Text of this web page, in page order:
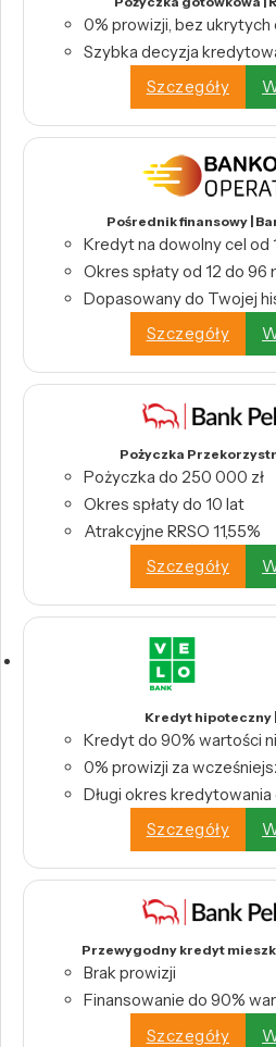
0% prowizji, bez ukrytych
Szybka decyzja
Szczegóły
Pośrednik finansowy |
Kredyt na dowolny cel od
Okres spłaty od 12 do 96
Dopasowany do Twojej
Szczegóły
Pożyczka
Pożyczka do 250 000 zł
Okres spłaty do 10 lat
Atrakcyjne RRSO 11,55%
Szczegóły
Kredyt hipoteczny
Kredyt do 90% wartości
0% prowizji za
Długi okres
Szczegóły
Przewygodny kredyt
Brak prowizji
Finansowanie do 90%
Szczegóły